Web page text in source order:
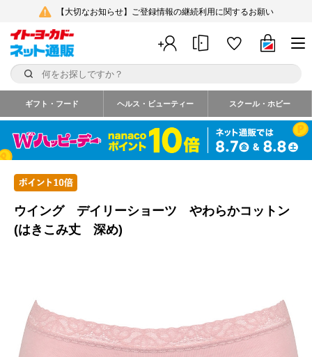
【大切なお知らせ】ご登録情報の継続利用に関するお願い
ギフト・フード ヘルス・ビューティー スクール・ホビー
ウイング デイリーショーツ やわらかコットン
(はきこみ丈 深め)